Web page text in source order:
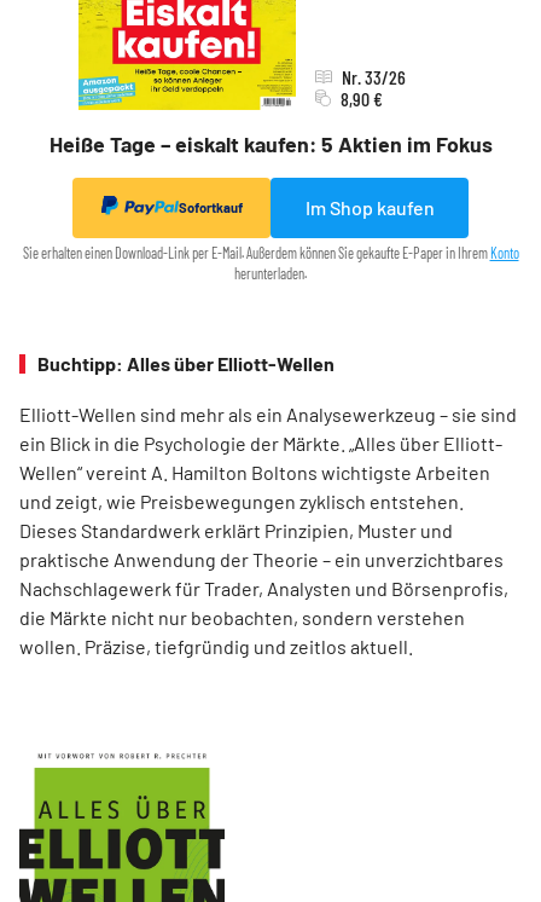
Heiße Tage – eiskalt kaufen: 5 Aktien im Fokus
Nr. 33/26
8,90 €
Sofortkauf Im Shop kaufen
Sie erhalten einen Download-Link per E-Mail. Außerdem können Sie gekaufte E-Paper in IhremKonto
herunterladen.
Buchtipp: Alles über Elliott-Wellen
Elliott-Wellen sind mehr als ein Analysewerkzeug – sie sind
ein Blick in die Psychologie der Märkte. „Alles über Elliott-
Wellen“ vereint A. Hamilton Boltons wichtigste Arbeiten
und zeigt, wie Preisbewegungen zyklisch entstehen.
Dieses Standardwerk erklärt Prinzipien, Muster und
praktische Anwendung der Theorie – ein unverzichtbares
Nachschlagewerk für Trader, Analysten und Börsenprofis,
die Märkte nicht nur beobachten, sondern verstehen
wollen. Präzise, tiefgründig und zeitlos aktuell.